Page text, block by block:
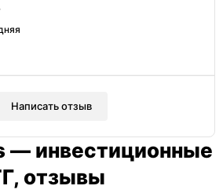
Написать отзыв
— инвестиционные
отзывы